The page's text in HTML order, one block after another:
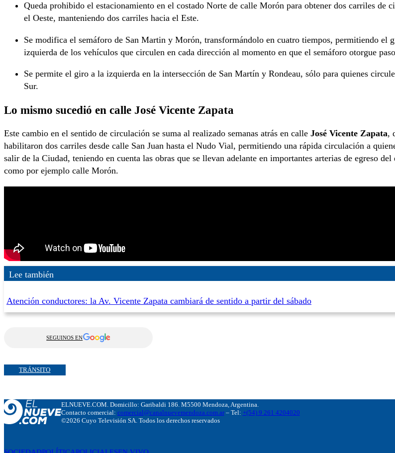
Queda prohibido el estacionamiento en el costado Norte de calle Morón para obtener dos carriles de
el Oeste, manteniendo dos carriles hacia el Este.
Se modifica el semáforo de San Martin y Morón, transformándolo en cuatro tiempos, permitiendo el
izquierda de los vehículos que circulen en cada dirección al momento en que el semáforo otorgue
Se permite el giro a la izquierda en la intersección de San Martín y Rondeau, sólo para quienes
Sur.
Lo mismo sucedió en calle José Vicente Zapata
Este cambio en el sentido de circulación se suma al realizado semanas atrás en calle José Vicente Zapata,
habilitaron dos carriles desde calle San Juan hasta el Nudo Vial, permitiendo una rápida circulación a
salir de la Ciudad, teniendo en cuenta las obras que se llevan adelante en importantes arterias de egreso del
como por ejemplo calle Morón.
Lee también
Atención conductores: la Av. Vicente Zapata cambiará de sentido a partir del sábado
SEGUINOS EN
TRÁNSITO
ELNUEVE.COM. Domicillo: Garibaldi 186. M5500 Mendoza, Argentina.
Contacto comercial: comercial@canalnuevemendoza.com.ar– Tel: +(54) 9 261 4204020
©2026 Cuyo Televisión SA. Todos los derechos reservados